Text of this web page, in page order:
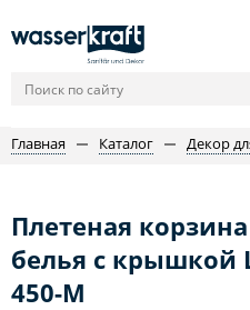
Главная Каталог Декор
Плетеная
белья с крышкой
450-M